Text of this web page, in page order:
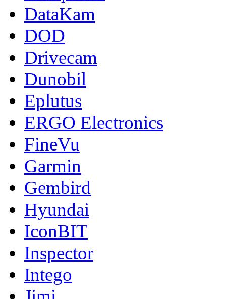
DataKam
DOD
Drivecam
Dunobil
Eplutus
ERGO Electronics
FineVu
Garmin
Gembird
Hyundai
IconBIT
Inspector
Intego